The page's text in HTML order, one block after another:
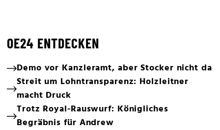
OE24 ENTDECKEN
Demo vor Kanzleramt, aber Stocker nicht da
Streit um Lohntransparenz: Holzleitner
macht Druck
Trotz Royal-Rauswurf: Königliches
Begräbnis für Andrew